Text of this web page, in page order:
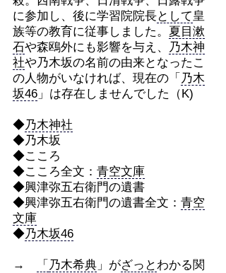
に参加し、後に学習院院長として皇
族等の教育に従事しました。 夏目漱
石や森鴎外にも影響を与え、
乃木神
社や乃木坂の名前の由来となったこ
の人物がいなければ、現在の「 乃木
坂46」は存在しませんでした（K)
◆乃木神社
◆乃木坂
◆こころ
◆こころ全文： 青空文庫
◆興津弥五右衛門の遺書
◆興津弥五右衛門の遺書全文： 青空
文庫
◆乃木坂46
→ 「 乃木希典」がざっとわかる関